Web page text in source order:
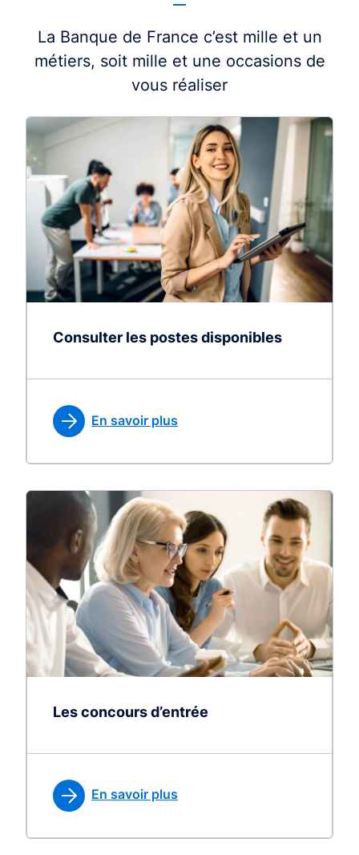
La Banque de France c’est mille et un
métiers, soit mille et une occasions de
vous réaliser
Consulter les postes disponibles
En savoir plus
Les concours d’entrée
En savoir plus